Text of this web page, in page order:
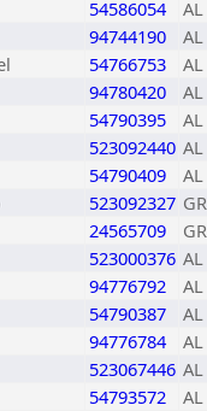
54586054
AL
94744190
AL
54766753
AL
94780420
AL
54790395
AL
523092440 AL
54790409
AL
523092327 GR
24565709
GR
523000376 AL
94776792
AL
54790387
AL
94776784
AL
523067446 AL
54793572
AL